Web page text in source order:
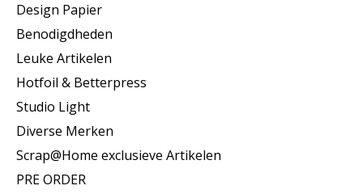
Design Papier
Benodigdheden
Leuke Artikelen
Hotfoil & Betterpress
Studio Light
Diverse Merken
Scrap@Home exclusieve Artikelen
PRE ORDER